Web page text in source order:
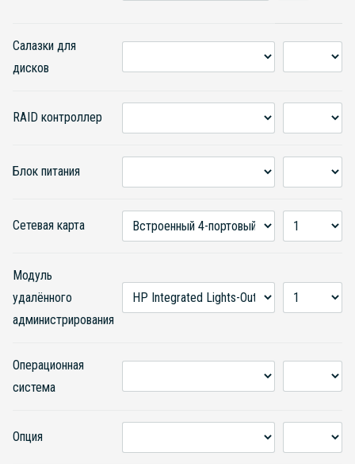
Салазки для
дисков
RAID контроллер
Блок питания
Сетевая карта
Модуль
удалённого
администрирования
Операционная
система
Опция